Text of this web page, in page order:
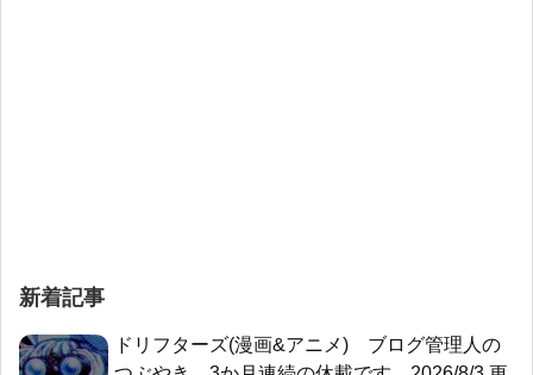
新着記事
ドリフターズ(漫画&アニメ) ブログ管理人の